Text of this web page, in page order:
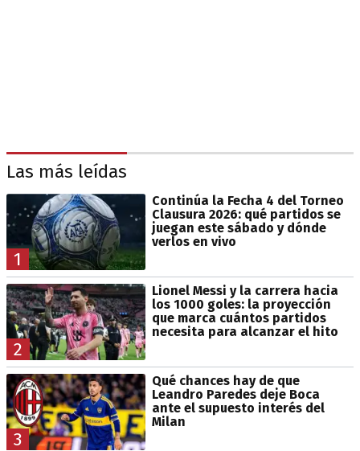
Las más leídas
1
Continúa la Fecha 4 del Torneo
Clausura 2026: qué partidos se
juegan este sábado y dónde
verlos en vivo
2
Lionel Messi y la carrera hacia
los 1000 goles: la proyección
que marca cuántos partidos
necesita para alcanzar el hito
3
Qué chances hay de que
Leandro Paredes deje Boca
ante el supuesto interés del
Milan